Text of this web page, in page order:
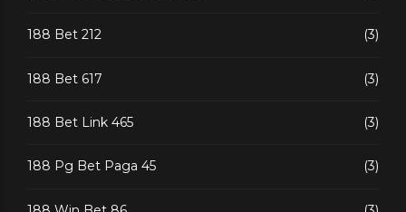
188 Bet 212 (3)
188 Bet 617 (3)
188 Bet Link 465 (3)
188 Pg Bet Paga 45 (3)